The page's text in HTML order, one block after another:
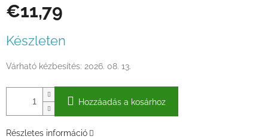
€11,79
Készleten
Várható kézbesítés: 2026. 08. 13.
Hozzáadás a kosárhoz
Részletes információ